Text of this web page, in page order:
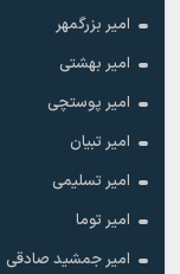
امیر بزرگمهر
امیر بهشتی
امیر پوستچی
امیر تبیان
امیر تسلیمی
امیر توما
امیر جمشید صادقی